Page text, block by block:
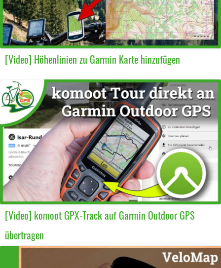
[Video] Höhenlinien zu Garmin Karte hinzufügen
[Video] komoot GPX-Track auf Garmin Outdoor GPS
übertragen